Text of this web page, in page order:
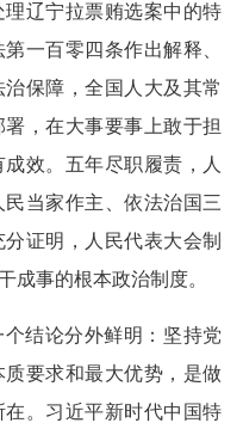
辽宁拉票贿选案中的特
一百零四条作出解释、
保障，全国人大及其常
，在大事要事上敢于担
效。五年尽职履责，人
当家作主、依法治国三
证明，人民代表大会制
成事的根本政治制度。
结论分外鲜明：坚持党
要求和最大优势，是做
。习近平新时代中国特